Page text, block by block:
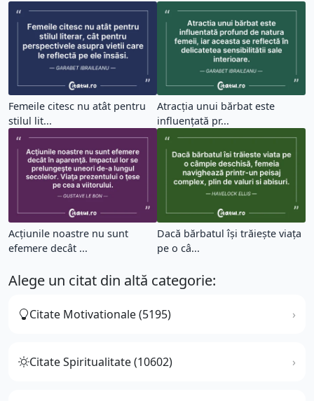
Femeile citesc nu atât pentru
stilul lit...
Atracția unui bărbat este
influențată pr...
Acţiunile noastre nu sunt
efemere decât ...
Dacă bărbatul își trăiește viața
pe o câ...
Alege un citat din altă categorie:
Citate Motivationale (5195)
Citate Spiritualitate (10602)